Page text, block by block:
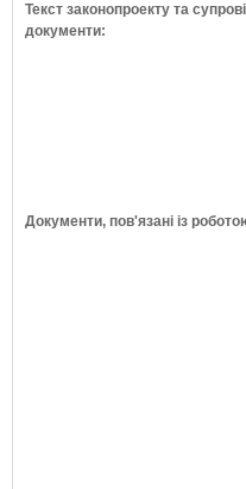
Текст законопроекту та
документи:
Документи, пов'язані із